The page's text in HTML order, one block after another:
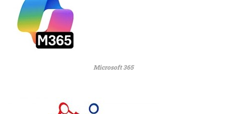
Microsoft 365